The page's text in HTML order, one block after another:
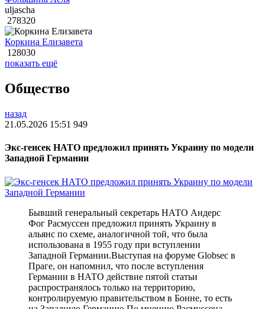
uljascha
278320
Коркина Елизавета
128030
показать ещё
Общество
назад
21.05.2026 15:51 949
Экс-генсек НАТО предложил принять Украину по модели
Западной Германии
Бывший генеральный секретарь НАТО Андерс
Фог Расмуссен предложил принять Украину в
альянс по схеме, аналогичной той, что была
использована в 1955 году при вступлении
Западной Германии.Выступая на форуме Globsec в
Праге, он напомнил, что после вступления
Германии в НАТО действие пятой статьи
распространялось только на территорию,
контролируемую правительством в Бонне, то есть